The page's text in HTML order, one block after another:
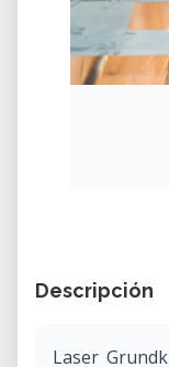
Descripción
Laser